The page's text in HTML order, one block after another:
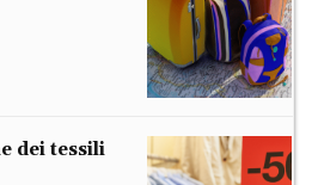
dei tessili